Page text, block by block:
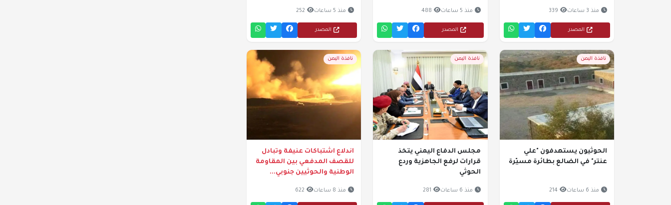
منذ 3 ساعات 339
المصدر
منذ 5 ساعات 488
المصدر
منذ 5 ساعات 252
المصدر
نافذة اليمن
الحوثيون يستهدفون "علي
عنتر" في الضالع بطائرة مسيّرة
منذ 6 ساعات 214
نافذة اليمن
مجلس الدفاع اليمني يتخذ
قرارات لرفع الجاهزية وردع
الحوثي
منذ 6 ساعات 281
نافذة اليمن
اندلاع اشتباكات عنيفة وتبادل
للقصف المدفعي بين المقاومة
الوطنية والحوثيين جنوبي...
منذ 8 ساعات 622